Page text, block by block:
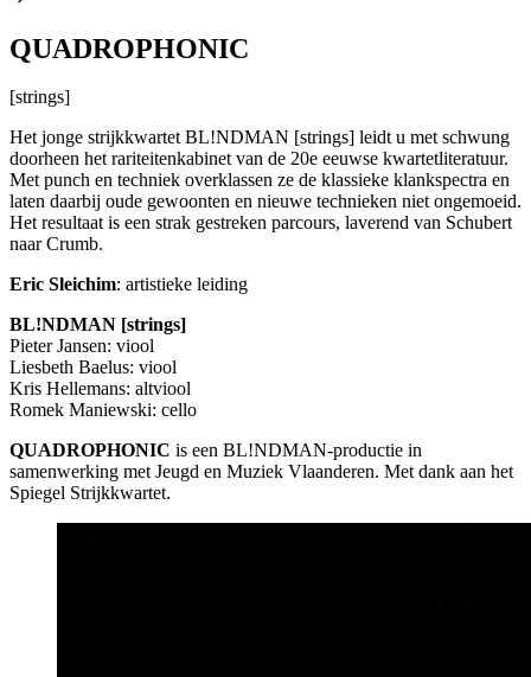
QUADROPHONIC
[strings]
Het jonge strijkkwartet BL!NDMAN [strings] leidt u met schwung
doorheen het rariteitenkabinet van de 20e eeuwse kwartetliteratuur.
Met punch en techniek overklassen ze de klassieke klankspectra en
laten daarbij oude gewoonten en nieuwe technieken niet ongemoeid.
Het resultaat is een strak gestreken parcours, laverend van Schubert
naar Crumb.
Eric Sleichim: artistieke leiding
BL!NDMAN [strings]
Pieter Jansen: viool
Liesbeth Baelus: viool
Kris Hellemans: altviool
Romek Maniewski: cello
QUADROPHONIC is een BL!NDMAN-productie in
samenwerking met Jeugd en Muziek Vlaanderen. Met dank aan het
Spiegel Strijkkwartet.